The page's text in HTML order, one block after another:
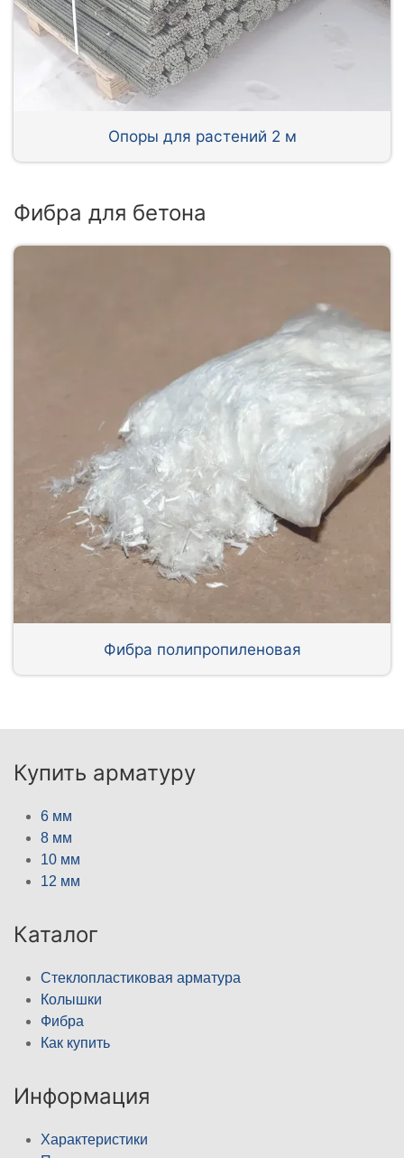
Опоры для растений 2 м
Фибра для бетона
Фибра полипропиленовая
Купить арматуру
6 мм
8 мм
10 мм
12 мм
Каталог
Стеклопластиковая арматура
Колышки
Фибра
Как купить
Информация
Характеристики